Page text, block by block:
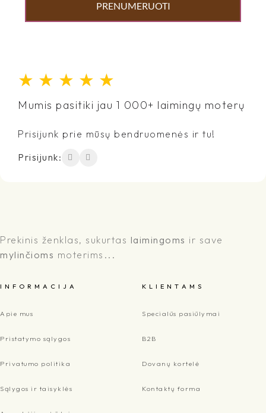
PRENUMERUOTI
★ ★ ★ ★ ★
Mumis pasitiki jau 1 000+ laimingų moterų
Prisijunk prie mūsų bendruomenės ir tu!
Prisijunk:
Prekinis ženklas, sukurtas laimingoms ir save
mylinčioms moterims...
I N F O R M A C I J A
Apie mus
Pristatymo sąlygos
Privatumo politika
Sąlygos ir taisyklės
K L I E N T A M S
Specialūs pasiūlymai
B2B
Dovanų kortelė
Kontaktų forma